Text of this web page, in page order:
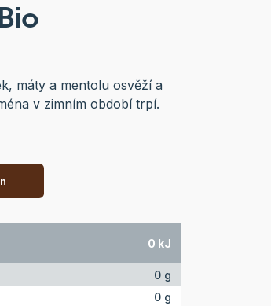
máty a mentolu osvěží a
v zimním období trpí.
0 kJ
0 g
0 g